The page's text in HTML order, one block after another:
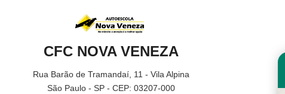
CFC NOVA VENEZA
Rua Barão de Tramandaí, 11 - Vila Alpina
São Paulo - SP - CEP: 03207-000